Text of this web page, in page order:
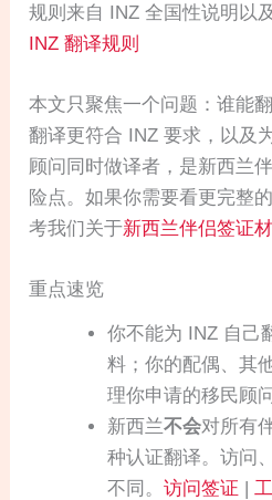
规则来自 INZ 全国性说明以
INZ 翻译规则
本文只聚焦一个问题：谁能
翻译更符合 INZ 要求，以及
顾问同时做译者，是新西兰
险点。如果你需要看更完整
考我们关于新西兰伴侣签证
重点速览
你不能为 INZ 自己
料；你的配偶、其
理你申请的移民顾
新西兰不会对所有
种认证翻译。访问
不同。访问签证 |